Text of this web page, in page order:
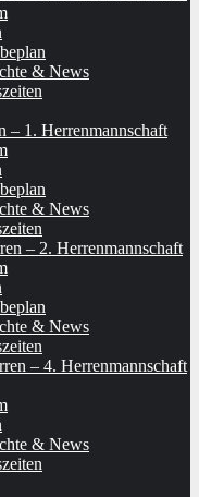
& News
– 1. Herrenmannschaft
& News
– 2. Herrenmannschaft
& News
– 4. Herrenmannschaft
& News